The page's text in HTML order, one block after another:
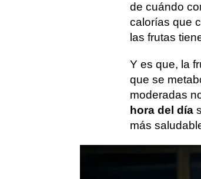
de cuándo
calorías que
las frutas
Y es que, la
que se
moderadas
hora del día
más